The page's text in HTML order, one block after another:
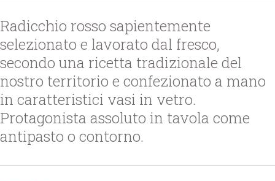
Radicchio rosso sapientemente
selezionato e lavorato dal fresco,
secondo una ricetta tradizionale del
nostro territorio e confezionato a mano
in caratteristici vasi in vetro.
Protagonista assoluto in tavola come
antipasto o contorno.